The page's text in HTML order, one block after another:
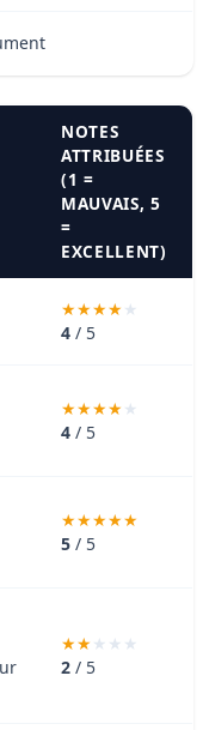
NOTES
ATTRIBUÉES
(1 =
MAUVAIS, 5
=
EXCELLENT)
4 / 5
4 / 5
5 / 5
2 / 5